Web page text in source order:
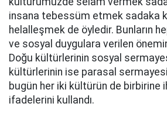
insana tebessüm etmek sadaka
helalleşmek de öyledir. Bunların
ve sosyal duygulara verilen
Doğu kültürlerinin sosyal
kültürlerinin ise parasal
bugün her iki kültürün de birbirine
ifadelerini kullandı.